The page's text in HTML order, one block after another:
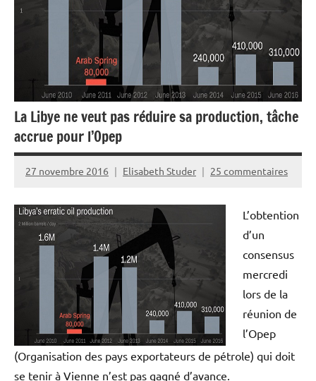
La Libye ne veut pas réduire sa production, tâche
accrue pour l’Opep
27 novembre 2016 Elisabeth Studer 25 commentaires
L’obtention
d’un
consensus
mercredi
lors de la
réunion de
l’Opep
(Organisation des pays exportateurs de pétrole) qui doit
se tenir à Vienne n’est pas gagné d’avance.